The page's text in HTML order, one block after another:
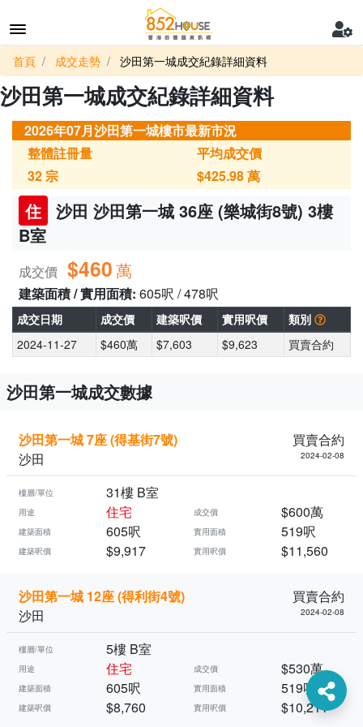
首頁 成交走勢 沙田第一城成交紀錄詳細資料
沙田第一城成交紀錄詳細資料
2026年07月沙田第一城樓市最新市況
整體註冊量
32宗
平均成交價
$425.98萬
住
沙田 沙田第一城 36座 (樂城街8號) 3樓
B室
成交價 $460萬
建築面積 / 實用面積: 605呎 / 478呎
成交日期 成交價 建築呎價 實用呎價
類別
2024-11-27
$460萬 $7,603 $9,623 買賣合約
沙田第一城成交數據
沙田第一城 7座 (得基街7號)
買賣合約
沙田
2024-02-08
樓層/單位 31樓 B室
用途 住宅 成交價 $600萬
建築面積 605呎 實用面積 519呎
建築呎價 $9,917 實用呎價 $11,560
沙田第一城 12座 (得利街4號)
買賣合約
沙田
2024-02-08
樓層/單位 5樓 B室
用途 住宅 成交價 $530萬
建築面積 605呎 實用面積 519呎
建築呎價 $8,760 實用呎價 $10,211